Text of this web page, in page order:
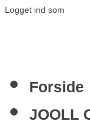
Logget ind som
Forside
JOOLL